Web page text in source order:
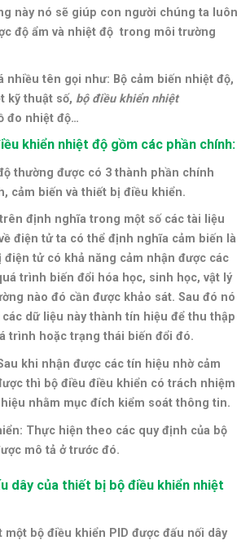
này nó sẽ giúp con người chúng ta luôn
độ ẩm và nhiệt độ trong môi trường
nhiều tên gọi như: Bộ cảm biến nhiệt độ,
kỹ thuật số, bộ điều khiển nhiệt
đo nhiệt độ…
khiển nhiệt độ gồm các phần chính:
thường được có 3 thành phần chính
cảm biến và thiết bị điều khiển.
định nghĩa trong một số các tài liệu
điện tử ta có thể định nghĩa cảm biến là
điện tử có khả năng cảm nhận được các
trình biến đổi hóa học, sinh học, vật lý
nào đó cần được khảo sát. Sau đó nó
dữ liệu này thành tín hiệu để thu thập
trình hoặc trạng thái biến đổi đó.
khi nhận được các tín hiệu nhờ cảm
thì bộ điều điều khiển có trách nhiệm
nhằm mục đích kiểm soát thông tin.
Thực hiện theo các quy định của bộ
mô tả ở trước đó.
dây của thiết bị bộ điều khiển nhiệt
bộ điều khiển PID được đấu nối dây